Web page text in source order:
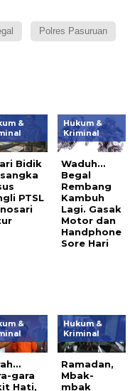
Polres Pasuruan
&
Bidik
PTSL
Hukum &
Kriminal
Waduh…
Begal
Rembang
Kambuh
Lagi. Gasak
Motor dan
Handphone
Sore Hari
&
gara
Hati,
Hukum &
Kriminal
Ramadan,
Mbak-
mbak